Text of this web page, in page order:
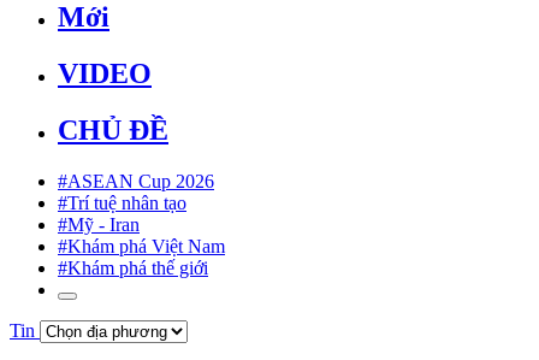
Mới
VIDEO
CHỦ ĐỀ
#ASEAN Cup 2026
#Trí tuệ nhân tạo
#Mỹ - Iran
#Khám phá Việt Nam
#Khám phá thế giới
Tin